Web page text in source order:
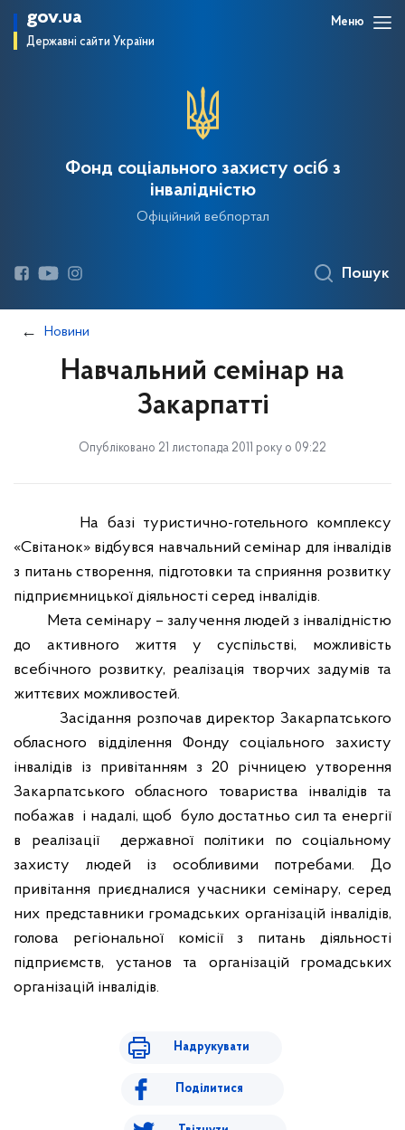
gov.ua
Державні сайти України
Меню
Фонд соціального захисту осіб з
інвалідністю
Офіційний вебпортал
Пошук
Новини
Навчальний семінар на
Закарпатті
Опубліковано 21 листопада 2011 року о 09:22
На базі туристично-готельного комплексу
«Світанок» відбувся навчальний семінар для інвалідів
з питань створення, підготовки та сприяння розвитку
підприємницької діяльності серед інвалідів.
Мета семінару – залучення людей з інвалідністю
до активного життя у суспільстві, можливість
всебічного розвитку, реалізація творчих задумів та
життєвих можливостей.
Засідання розпочав директор Закарпатського
обласного відділення Фонду соціального захисту
інвалідів із привітанням з 20 річницею утворення
Закарпатського обласного товариства інвалідів та
побажав і надалі, щоб було достатньо сил та енергії
в реалізації
державної політики по соціальному
захисту людей із особливими потребами. До
привітання приєдналися учасники семінару, серед
них представники громадських організацій інвалідів,
голова регіональної комісії з питань діяльності
підприємств, установ та організацій громадських
організацій інвалідів.
Надрукувати
Поділитися